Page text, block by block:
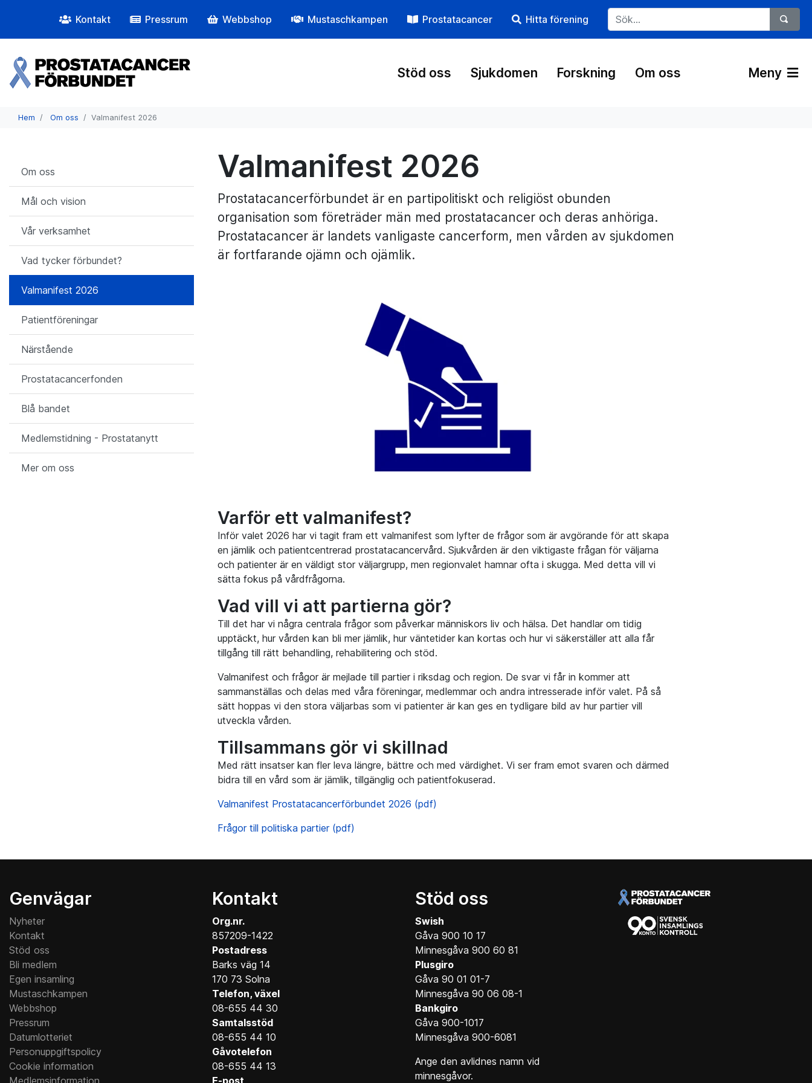
Kontakt Pressrum Webbshop Mustaschkampen Prostatacancer Hitta förening
Stöd oss Sjukdomen Forskning Om oss Meny
Hem Om oss Valmanifest 2026
Om oss
Mål och vision
Vår verksamhet
Vad tycker förbundet?
Valmanifest 2026
Patientföreningar
Närstående
Prostatacancerfonden
Blå bandet
Medlemstidning - Prostatanytt
Mer om oss
Valmanifest 2026
Prostatacancerförbundet är en partipolitiskt och religiöst obunden
organisation som företräder män med prostatacancer och deras anhöriga.
Prostatacancer är landets vanligaste cancerform, men vården av sjukdomen
är fortfarande ojämn och ojämlik.
Varför ett valmanifest?
Inför valet 2026 har vi tagit fram ett valmanifest som lyfter de frågor som är avgörande för att skapa
en jämlik och patientcentrerad prostatacancervård. Sjukvården är den viktigaste frågan för väljarna
och patienter är en väldigt stor väljargrupp, men regionvalet hamnar ofta i skugga. Med detta vill vi
sätta fokus på vårdfrågorna.
Vad vill vi att partierna gör?
Till det har vi några centrala frågor som påverkar människors liv och hälsa. Det handlar om tidig
upptäckt, hur vården kan bli mer jämlik, hur väntetider kan kortas och hur vi säkerställer att alla får
tillgång till rätt behandling, rehabilitering och stöd.
Valmanifest och frågor är mejlade till partier i riksdag och region. De svar vi får in kommer att
sammanställas och delas med våra föreningar, medlemmar och andra intresserade inför valet. På så
sätt hoppas vi den stora väljarbas som vi patienter är kan ges en tydligare bild av hur partier vill
utveckla vården.
Tillsammans gör vi skillnad
Med rätt insatser kan fler leva längre, bättre och med värdighet. Vi ser fram emot svaren och därmed
bidra till en vård som är jämlik, tillgänglig och patientfokuserad.
Valmanifest Prostatacancerförbundet 2026 (pdf)
Frågor till politiska partier (pdf)
Genvägar
Nyheter
Kontakt
Stöd oss
Bli medlem
Egen insamling
Mustaschkampen
Webbshop
Pressrum
Datumlotteriet
Personuppgiftspolicy
Cookie information
Medlemsinformation
Kontakt
Org.nr.
857209-1422
Postadress
Barks väg 14
170 73 Solna
Telefon, växel
08-655 44 30
Samtalsstöd
08-655 44 10
Gåvotelefon
08-655 44 13
E-post
Stöd oss
Swish
Gåva 900 10 17
Minnesgåva 900 60 81
Plusgiro
Gåva 90 01 01-7
Minnesgåva 90 06 08-1
Bankgiro
Gåva 900-1017
Minnesgåva 900-6081
Ange den avlidnes namn vid
minnesgåvor.